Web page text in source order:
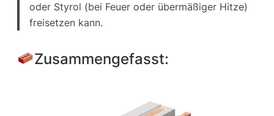
oder Styrol (bei Feuer oder übermäßiger Hitze)
freisetzen kann.
Zusammengefasst: